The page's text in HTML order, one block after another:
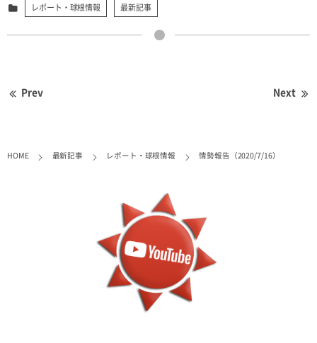
レポート・球根情報 最新記事
Prev Next
HOME 最新記事 レポート・球根情報 情勢報告（2020/7/16）